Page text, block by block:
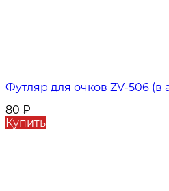
Футляр для очков ZV-506 (в
80 ₽
Купить